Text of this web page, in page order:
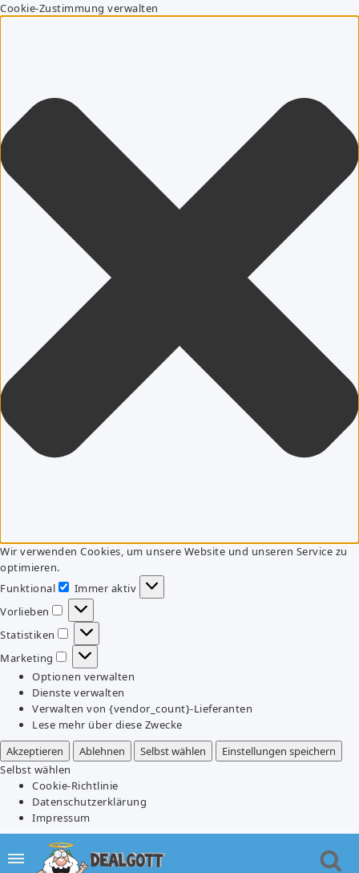
Cookie-Zustimmung verwalten
Wir verwenden Cookies, um unsere Website und unseren Service zu
optimieren.
Funktional
Funktional
Immer aktiv
Vorlieben
Vorlieben
Statistiken
Statistiken
Marketing
Marketing
Optionen verwalten
Dienste verwalten
Verwalten von {vendor_count}-Lieferanten
Lese mehr über diese Zwecke
Akzeptieren
Ablehnen Selbst wählen
Einstellungen speichern
Selbst wählen
Cookie-Richtlinie
Datenschutzerklärung
Impressum